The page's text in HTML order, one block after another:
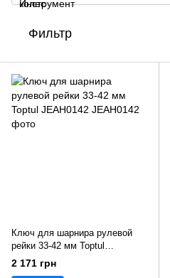
Фильтр
Ключ для шарнира рулевой
рейки 33-42 мм Toptul
JEAH0142
2 171 грн